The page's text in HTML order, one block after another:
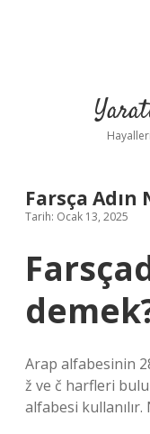
Farsça Adın
Tarih: Ocak 13, 2025
Arap alfabesinin
ž ve č harfleri
alfabesi kullanılır.